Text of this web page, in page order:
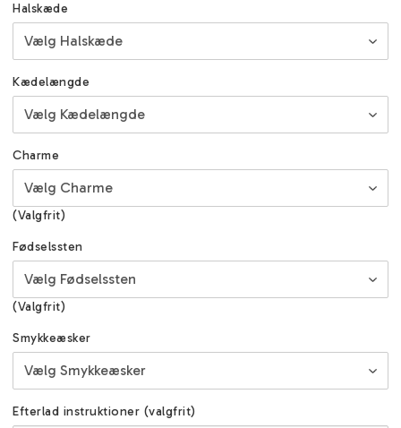
Halskæde
Kædelængde
Charme
(Valgfrit)
Fødselssten
(Valgfrit)
Smykkeæsker
Efterlad instruktioner (valgfrit)